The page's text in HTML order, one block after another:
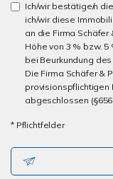
Ich/wir bestätige/n
ich/wir diese
an die Firma Schäfer
Höhe von 3 % bzw.
bei Beurkundung
Die Firma Schäfer &
provisionspflichtigen
abgeschlossen (§656
* Pflichtfelder